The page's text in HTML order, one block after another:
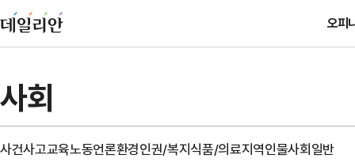
오피
사회
사건사고교육노동언론환경인권/복지식품/의료지역인물사회일반